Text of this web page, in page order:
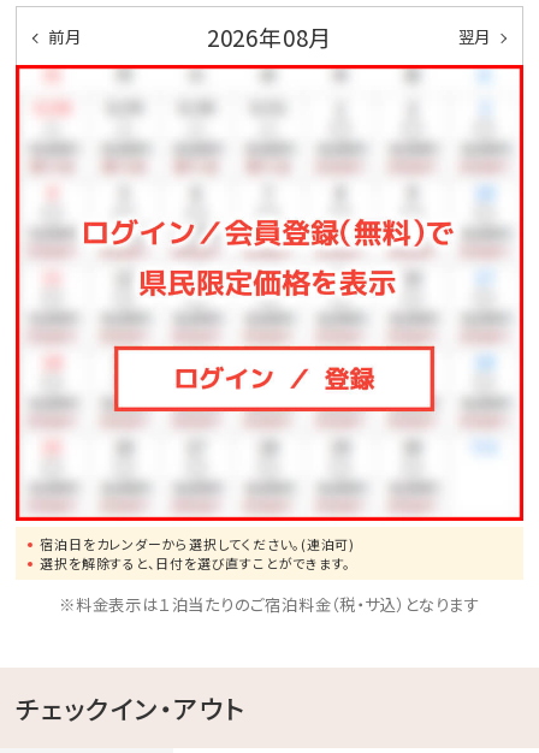
前月 2026年08月 翌月
宿泊日をカレンダーから選択してください。(連泊可)
選択を解除すると、日付を選び直すことができます。
※料金表示は１泊当たりのご宿泊料金（税・サ込）となります
チェックイン・アウト